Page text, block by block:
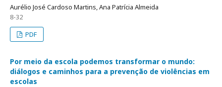
Aurélio José Cardoso Martins, Ana Patrícia Almeida
8-32
PDF
Por meio da escola podemos transformar o mundo:
diálogos e caminhos para a prevenção de violências em
escolas